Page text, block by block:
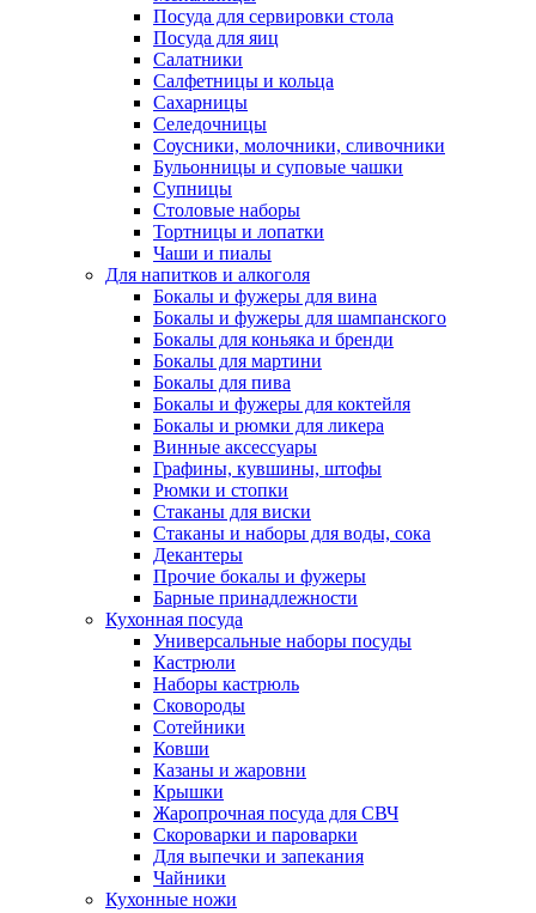
Посуда для сервировки стола
Посуда для яиц
Салатники
Салфетницы и кольца
Сахарницы
Селедочницы
Соусники, молочники, сливочники
Бульонницы и суповые чашки
Супницы
Столовые наборы
Тортницы и лопатки
Чаши и пиалы
Для напитков и алкоголя
Бокалы и фужеры для вина
Бокалы и фужеры для шампанского
Бокалы для коньяка и бренди
Бокалы для мартини
Бокалы для пива
Бокалы и фужеры для коктейля
Бокалы и рюмки для ликера
Винные аксессуары
Графины, кувшины, штофы
Рюмки и стопки
Стаканы для виски
Стаканы и наборы для воды, сока
Декантеры
Прочие бокалы и фужеры
Барные принадлежности
Кухонная посуда
Универсальные наборы посуды
Кастрюли
Наборы кастрюль
Сковороды
Сотейники
Ковши
Казаны и жаровни
Крышки
Жаропрочная посуда для СВЧ
Скороварки и пароварки
Для выпечки и запекания
Чайники
Кухонные ножи